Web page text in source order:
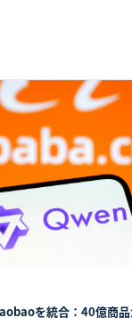
を統合：40億商品
ックコマースの本命
のエージェンテ
ックアウトが埋める「